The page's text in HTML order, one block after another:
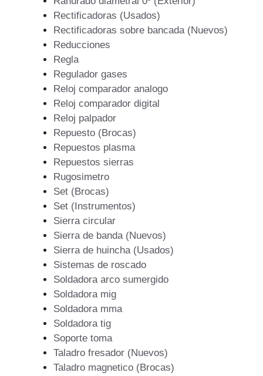
Rectificadoras (Usados)
Rectificadoras sobre bancada (Nuevos)
Reducciones
Regla
Regulador gases
Reloj comparador analogo
Reloj comparador digital
Reloj palpador
Repuesto (Brocas)
Repuestos plasma
Repuestos sierras
Rugosimetro
Set (Brocas)
Set (Instrumentos)
Sierra circular
Sierra de banda (Nuevos)
Sierra de huincha (Usados)
Sistemas de roscado
Soldadora arco sumergido
Soldadora mig
Soldadora mma
Soldadora tig
Soporte toma
Taladro fresador (Nuevos)
Taladro magnetico (Brocas)